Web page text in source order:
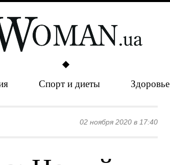
Спорт и диеты Здоровье
02 ноября 2020 в 17:40